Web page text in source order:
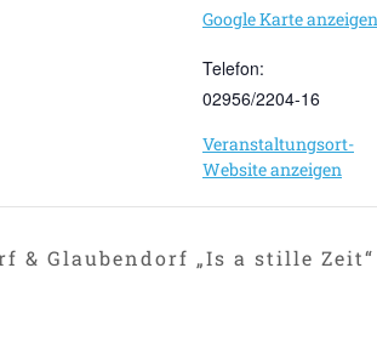
Google Karte anzeigen
Telefon:
02956/2204-16
Veranstaltungsort-
Website anzeigen
& Glaubendorf „Is a stille Zeit“